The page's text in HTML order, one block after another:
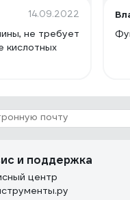
14.09.2022
не требует
кислотных
и поддержка
центр